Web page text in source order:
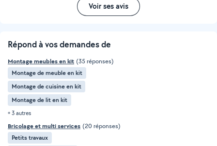
Voir ses avis
Répond à vos demandes de
Montage meubles en kit (35 réponses)
Montage de meuble en kit
Montage de cuisine en kit
Montage de lit en kit
+ 3 autres
Bricolage et multi services (20 réponses)
Petits travaux